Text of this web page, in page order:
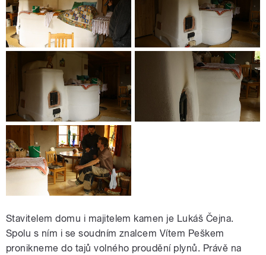
Stavitelem domu i majitelem kamen je Lukáš Čejna.
Spolu s ním i se soudním znalcem Vítem Peškem
pronikneme do tajů volného proudění plynů. Právě na